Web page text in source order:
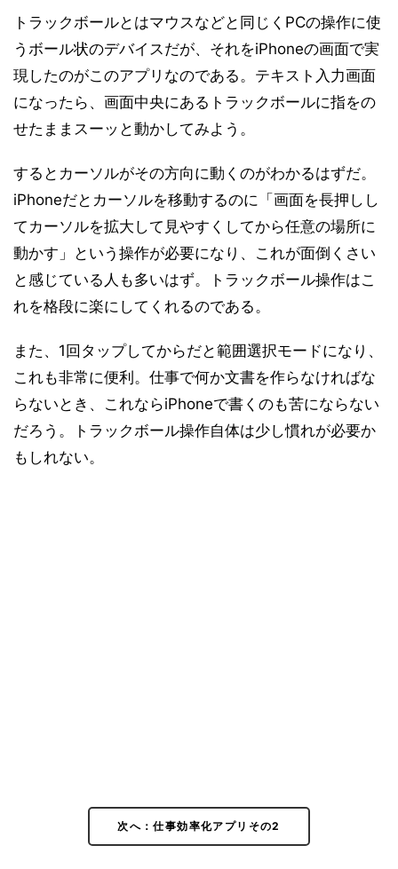
トラックボールとはマウスなどと同じくPCの操作に使
うボール状のデバイスだが、それをiPhoneの画面で実
現したのがこのアプリなのである。テキスト入力画面
になったら、画面中央にあるトラックボールに指をの
せたままスーッと動かしてみよう。
するとカーソルがその方向に動くのがわかるはずだ。
iPhoneだとカーソルを移動するのに「画面を長押しし
てカーソルを拡大して見やすくしてから任意の場所に
動かす」という操作が必要になり、これが面倒くさい
と感じている人も多いはず。トラックボール操作はこ
れを格段に楽にしてくれるのである。
また、1回タップしてからだと範囲選択モードになり、
これも非常に便利。仕事で何か文書を作らなければな
らないとき、これならiPhoneで書くのも苦にならない
だろう。トラックボール操作自体は少し慣れが必要か
もしれない。
次へ：仕事効率化アプリその2